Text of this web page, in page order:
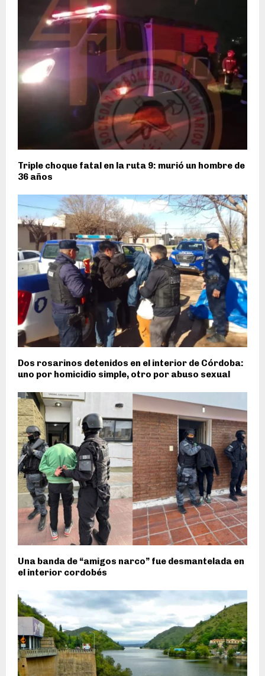
Triple choque fatal en la ruta 9: murió un hombre de
36 años
Dos rosarinos detenidos en el interior de Córdoba:
uno por homicidio simple, otro por abuso sexual
Una banda de “amigos narco” fue desmantelada en
el interior cordobés